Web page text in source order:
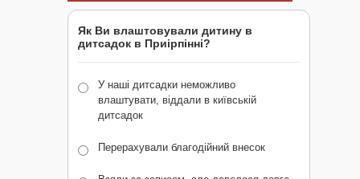
Як Ви влаштовували дитину в
дитсадок в Приірпінні?
У наші дитсадки неможливо
влаштувати, віддали в київській
дитсадок
Перерахували благодійний внесок